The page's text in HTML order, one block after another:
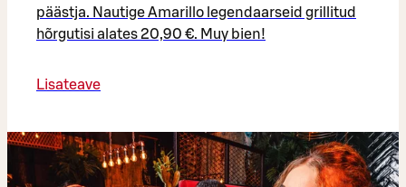
päästja. Nautige Amarillo legendaarseid grillitud
hõrgutisi alates 20,90 €. Muy bien!
Lisateave